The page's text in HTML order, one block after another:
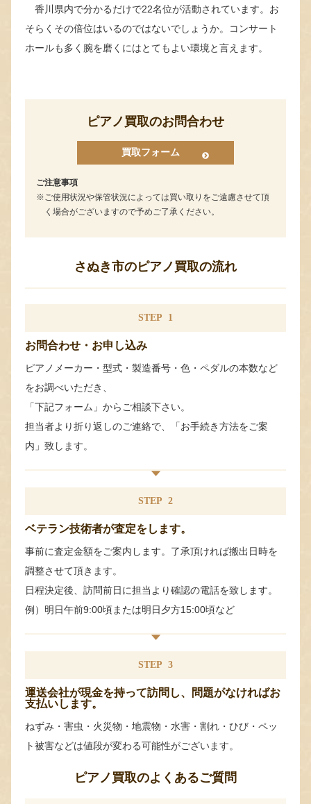
香川県内で分かるだけで22名位が活動されています。お
そらくその倍位はいるのではないでしょうか。コンサート
ホールも多く腕を磨くにはとてもよい環境と言えます。
ピアノ買取のお問合わせ
買取フォーム
ご注意事項
ご使用状況や保管状況によっては買い取りをご遠慮させて頂
く場合がございますので予めご了承ください。
さぬき市のピアノ買取の流れ
STEP 1
お問合わせ・お申し込み
ピアノメーカー・型式・製造番号・色・ペダルの本数など
をお調べいただき、
「下記フォーム」からご相談下さい。
担当者より折り返しのご連絡で、「お手続き方法をご案
内」致します。
STEP 2
ベテラン技術者が査定をします。
事前に査定金額をご案内します。了承頂ければ搬出日時を
調整させて頂きます。
日程決定後、訪問前日に担当より確認の電話を致します。
例）明日午前9:00頃または明日夕方15:00頃など
STEP 3
運送会社が現金を持って訪問し、問題がなければお
支払いします。
ねずみ・害虫・火災物・地震物・水害・割れ・ひび・ペッ
ト被害などは値段が変わる可能性がございます。
ピアノ買取のよくあるご質問